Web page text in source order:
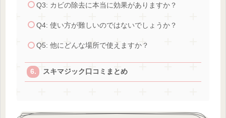
Q3: カビの除去に本当に効果がありますか？
Q4: 使い方が難しいのではないでしょうか？
Q5: 他にどんな場所で使えますか？
スキマジック口コミまとめ